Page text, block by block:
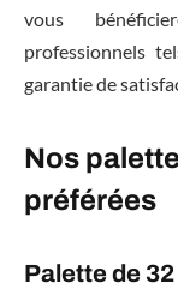
vous
professionnels
garantie de
Nos
préférées
Palette de